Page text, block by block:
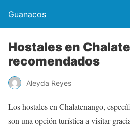
Guanacos
Hostales en
recomendados
Aleyda Reyes
Los hostales en Chalatenango,
son una opción turística a visitar